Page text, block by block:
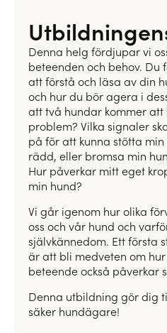
Denna helg fördjupar vi
beteenden och behov. Du
att förstå och läsa av din
och hur du bör agera i
att två hundar kommer att
problem? Vilka signaler
på för att kunna stötta
rädd, eller bromsa min
Hur påverkar mitt eget
min hund?
Vi går igenom hur olika
oss och vår hund och
självkännedom. Ett första
är att bli medveten om
beteende också påverkar
Denna utbildning gör dig
säker hundägare!